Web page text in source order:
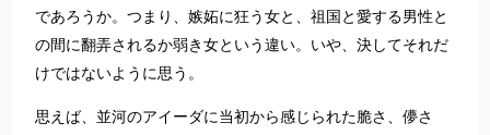
であろうか。つまり、嫉妬に狂う女と、祖国と愛する男性と
の間に翻弄されるか弱き女という違い。いや、決してそれだ
けではないように思う。
思えば、並河のアイーダに当初から感じられた脆さ、儚さ